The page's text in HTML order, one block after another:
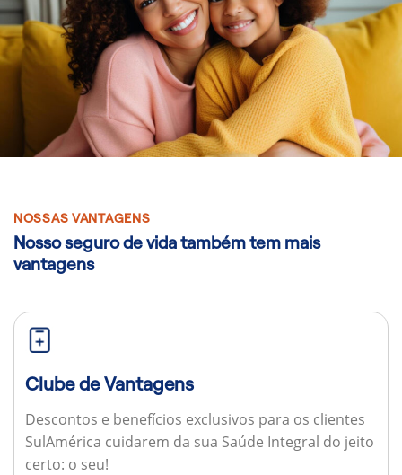
NOSSAS VANTAGENS
Nosso seguro de vida também tem mais
vantagens
Clube de Vantagens
Descontos e benefícios exclusivos para os clientes
SulAmérica cuidarem da sua Saúde Integral do jeito
certo: o seu!